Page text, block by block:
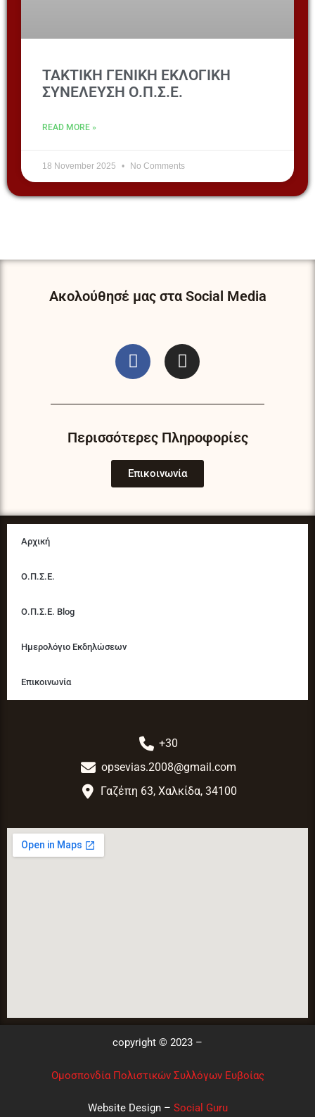
ΤΑΚΤΙΚΗ ΓΕΝΙΚΗ ΕΚΛΟΓΙΚΗ
ΣΥΝΕΛΕΥΣΗ Ο.Π.Σ.Ε.
READ MORE »
18 November 2025 No Comments
Ακολούθησέ μας στα Social Media
F
a
e
o
o
k
I
n
t
g
r
a
m
Περισσότερες Πληροφορίες
Επικοινωνία
Αρχική
Ο.Π.Σ.Ε.
Ο.Π.Σ.Ε. Blog
Ημερολόγιο Εκδηλώσεων
Επικοινωνία
+30
opsevias.2008@gmail.com
Γαζέπη 63, Χαλκίδα, 34100
copyright © 2023 –
Ομοσπονδία Πολιστικών Συλλόγων Ευβοίας
Website Design – Social Guru